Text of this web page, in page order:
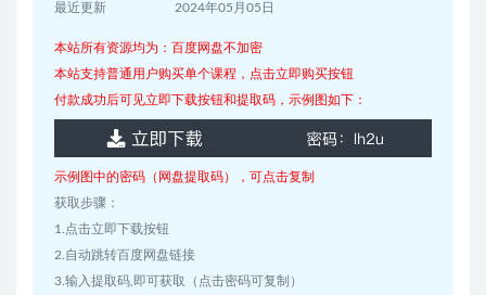
最近更新 2024年05月05日
本站所有资源均为：百度网盘不加密
本站支持普通用户购买单个课程，点击立即购买按钮
付款成功后可见立即下载按钮和提取码，示例图如下：
示例图中的密码（网盘提取码），可点击复制
获取步骤：
1.点击立即下载按钮
2.自动跳转百度网盘链接
3.输入提取码,即可获取（点击密码可复制）